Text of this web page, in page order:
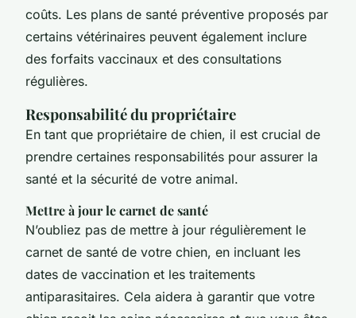
coûts. Les plans de santé préventive proposés par
certains vétérinaires peuvent également inclure
des forfaits vaccinaux et des consultations
régulières.
Responsabilité du propriétaire
En tant que propriétaire de chien, il est crucial de
prendre certaines responsabilités pour assurer la
santé et la sécurité de votre animal.
Mettre à jour le carnet de santé
N’oubliez pas de mettre à jour régulièrement le
carnet de santé de votre chien, en incluant les
dates de vaccination et les traitements
antiparasitaires. Cela aidera à garantir que votre